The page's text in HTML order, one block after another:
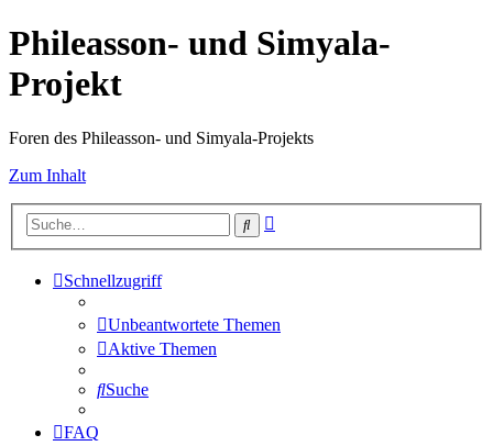
Phileasson- und Simyala-
Projekt
Foren des Phileasson- und Simyala-Projekts
Zum Inhalt
Suche
Schnellzugriff
Unbeantwortete Themen
Aktive Themen
Suche
FAQ